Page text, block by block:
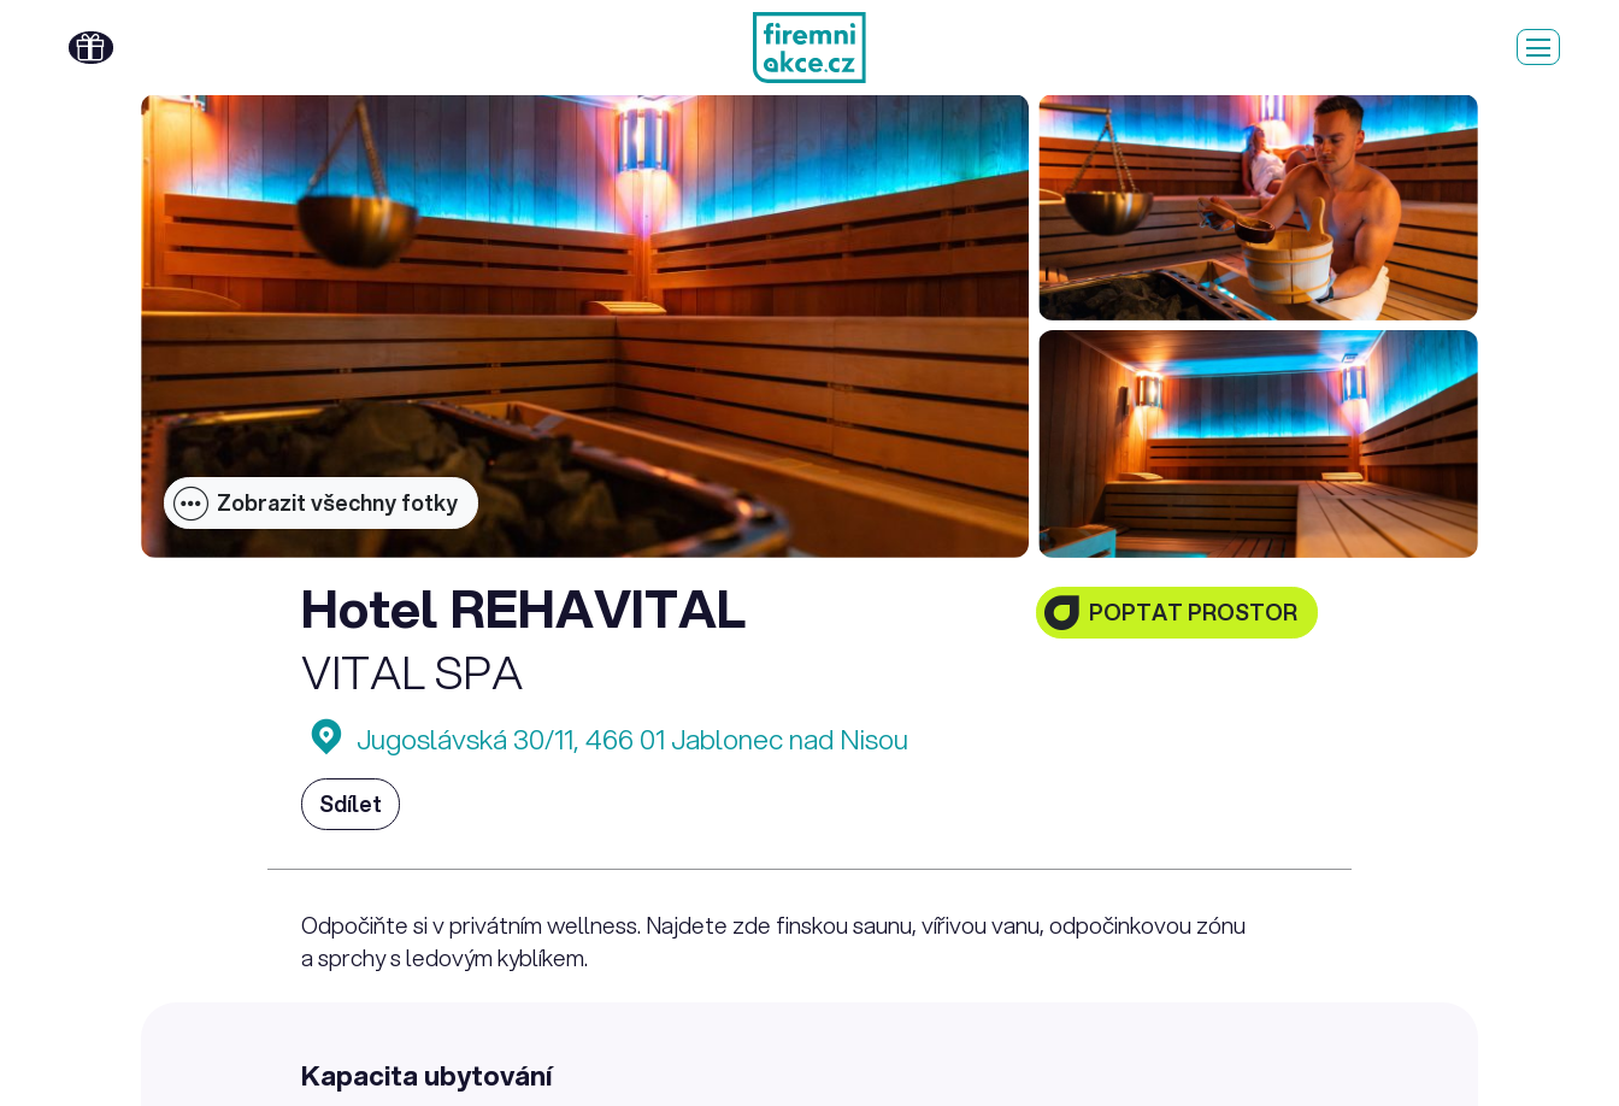
Zobrazit všechny fotky
Hotel REHAVITAL
VITAL SPA
POPTAT PROSTOR
Jugoslávská 30/11, 466 01 Jablonec nad Nisou
Sdílet
Odpočiňte si v privátním wellness. Najdete zde finskou saunu, vířivou vanu, odpočinkovou zónu
a sprchy s ledovým kyblíkem.
Kapacita ubytování